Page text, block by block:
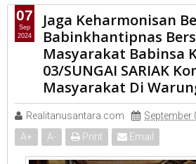
TNI
Jaga Keharmonisan Bersama
Masyarakat Babinsa Koramil 03/
Degan Masyarakat Di Warung Kopi.
Jaga Keharmonisan
Babinkhantipnas
Masyarakat Babinsa
03/SUNGAI SARIAK
Masyarakat Di
Realitanusantara.com
September
A+ A- Print Email
07
Sep
2024